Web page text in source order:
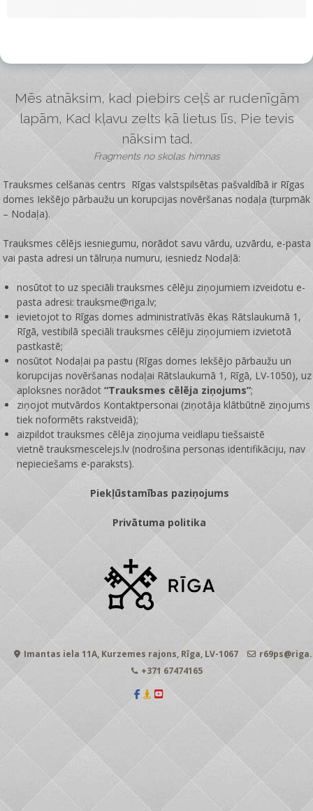
Mēs atnāksim, kad piebirs ceļš ar rudenīgām
lapām, Kad kļavu zelts kā lietus līs, Pie tevis
nāksim tad.
Fragments no skolas himnas
Trauksmes celšanas centrs Rīgas valstspilsētas pašvaldībā ir Rīgas
domes Iekšējo pārbaužu un korupcijas novēršanas nodaļa (turpmāk
– Nodaļa).
Trauksmes cēlējs iesniegumu, norādot savu vārdu, uzvārdu, e-pasta
vai pasta adresi un tālruņa numuru, iesniedz Nodaļā:
nosūtot to uz speciāli trauksmes cēlēju ziņojumiem izveidotu e-
pasta adresi: trauksme@riga.lv;
ievietojot to Rīgas domes administratīvās ēkas Rātslaukumā 1,
Rīgā, vestibilā speciāli trauksmes cēlēju ziņojumiem izvietotā
pastkastē;
nosūtot Nodaļai pa pastu (Rīgas domes Iekšējo pārbaužu un
korupcijas novēršanas nodaļai Rātslaukumā 1, Rīgā, LV-1050), uz
aploksnes norādot“Trauksmes cēlēja ziņojums”;
ziņojot mutvārdos Kontaktpersonai (ziņotāja klātbūtnē ziņojums
tiek noformēts rakstveidā);
aizpildot trauksmes cēlēja ziņojuma veidlapu tiešsaistē
vietnētrauksmescelejs.lv (nodrošina personas identifikāciju, nav
nepieciešams e-paraksts).
Piekļūstamības paziņojums
Privātuma politika
Imantas iela 11A, Kurzemes rajons, Rīga, LV-1067
+371 67474165